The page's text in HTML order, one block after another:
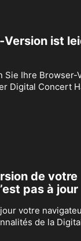
Version ist
Sie Ihre Browser-
Digital Concert
de votre
pas à jour
votre
de la